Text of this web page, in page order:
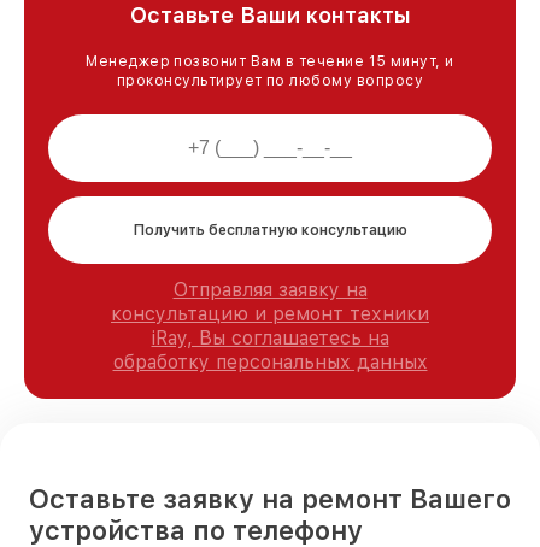
Оставьте Ваши контакты
Менеджер позвонит Вам в течение 15 минут, и
проконсультирует по любому вопросу
Получить бесплатную консультацию
Отправляя заявку на
консультацию и ремонт техники
iRay, Вы соглашаетесь на
обработку персональных данных
Оставьте заявку на ремонт Вашего
устройства по телефону